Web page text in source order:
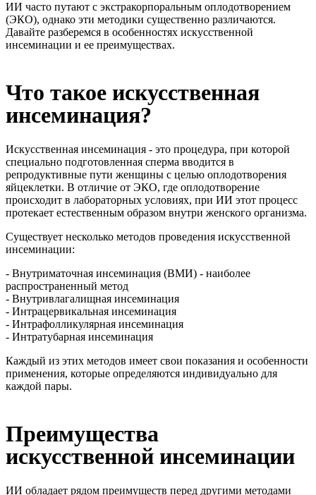
ИИ часто путают с экстракорпоральным оплодотворением
(ЭКО), однако эти методики существенно различаются.
Давайте разберемся в особенностях искусственной
инсеминации и ее преимуществах.
Что такое искусственная
инсеминация?
Искусственная инсеминация - это процедура, при которой
специально подготовленная сперма вводится в
репродуктивные пути женщины с целью оплодотворения
яйцеклетки. В отличие от ЭКО, где оплодотворение
происходит в лабораторных условиях, при ИИ этот процесс
протекает естественным образом внутри женского организма.
Существует несколько методов проведения искусственной
инсеминации:
- Внутриматочная инсеминация (ВМИ) - наиболее
распространенный метод
- Внутривлагалищная инсеминация
- Интрацервикальная инсеминация
- Интрафолликулярная инсеминация
- Интратубарная инсеминация
Каждый из этих методов имеет свои показания и особенности
применения, которые определяются индивидуально для
каждой пары.
Преимущества
искусственной инсеминации
ИИ обладает рядом преимуществ перед другими методами